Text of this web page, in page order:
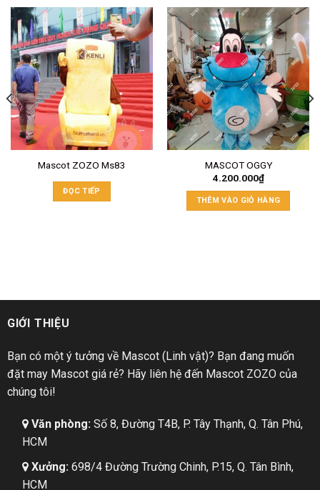
Mascot ZOZO Ms83
ĐỌC TIẾP
MASCOT OGGY
4.200.000₫
THÊM VÀO GIỎ HÀNG
GIỚI THIỆU
Bạn có một ý tưởng về Mascot (Linh vật)? Bạn đang muốn
đặt may Mascot giá rẻ? Hãy liên hệ đến Mascot ZOZO của
chúng tôi!
Văn phòng:Số 8, Đường T4B, P. Tây Thạnh, Q. Tân Phú,
HCM
Xưởng:698/4 Đường Trường Chinh, P.15, Q. Tân Bình,
HCM